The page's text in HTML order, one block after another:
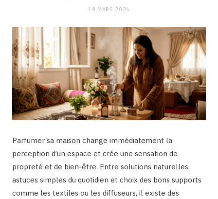
19 MARS 2026
Parfumer sa maison change immédiatement la
perception d’un espace et crée une sensation de
propreté et de bien-être. Entre solutions naturelles,
astuces simples du quotidien et choix des bons supports
comme les textiles ou les diffuseurs, il existe des